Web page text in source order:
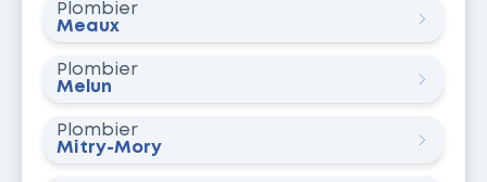
Plombier
Meaux
Plombier
Melun
Plombier
Mitry-Mory